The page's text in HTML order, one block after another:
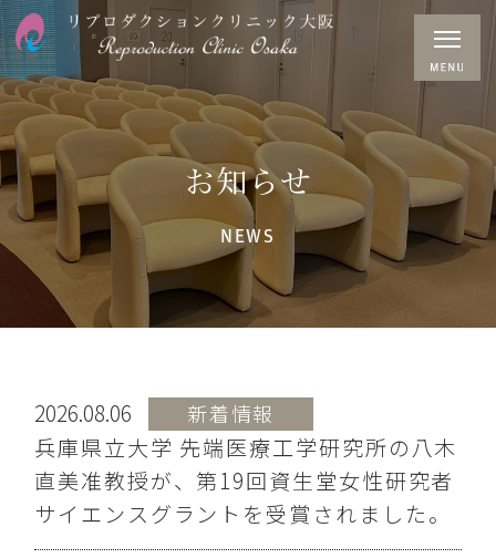
お知らせ
NEWS
2026.08.06 新着情報
兵庫県立大学 先端医療工学研究所の八木
直美准教授が、第19回資生堂女性研究者
サイエンスグラントを受賞されました。